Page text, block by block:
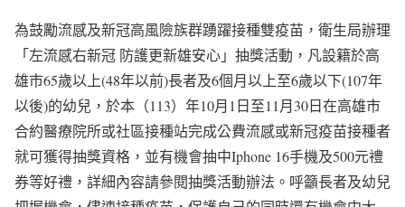
為鼓勵流感及新冠高風險族群踴躍接種雙疫苗，衛生局辦理
「左流感右新冠 防護更新雄安心」抽獎活動，凡設籍於高
雄市65歲以上(48年以前)長者及6個月以上至6歲以下(107年
以後)的幼兒，於本（113）年10月1日至11月30日在高雄市
合約醫療院所或社區接種站完成公費流感或新冠疫苗接種者
就可獲得抽獎資格，並有機會抽中Iphone 16手機及500元禮
券等好禮，詳細內容請參閱抽獎活動辦法。呼籲長者及幼兒